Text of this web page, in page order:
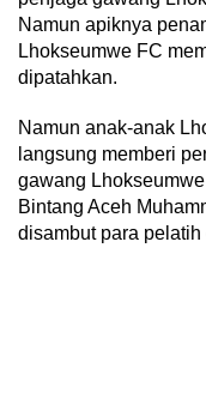
Namun apiknya
Lhokseumwe FC
dipatahkan.
Namun anak-anak
langsung memberi
gawang
Bintang Aceh
disambut para